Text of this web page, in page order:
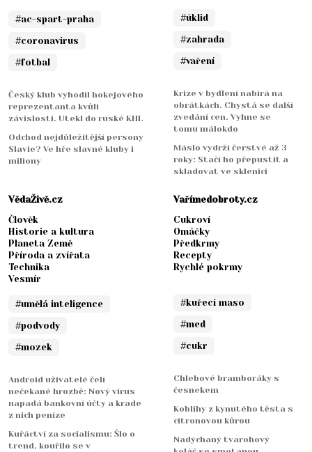
#ac-spart-praha
#coronavirus
#fotbal
Český klub vyhodil hokejového
reprezentanta kvůli
závislosti. Utekl do ruské KHL
Odchod nejdůležitější persony
Slavie? Ve hře slavné kluby i
miliony
#úklid
#zahrada
#vaření
Krize v bydlení nabírá na
obrátkách. Chystá se další
zvedání cen. Vyhne se
tomu málokdo
Máslo vydrží čerstvé až 3
roky: Stačí ho přepustit a
skladovat ve sklenici
VědaŽivě.cz
Člověk
Historie a kultura
Planeta Země
Příroda a zvířata
Technika
Vesmír
#umělá inteligence
#podvody
#mozek
Android uživatelé čelí
nečekané hrozbě: Nový virus
napadá bankovní účty a krade
z nich peníze
Kuřáctví za socialismu: Šlo o
trend, kouřilo se v
Vařímedobroty.cz
Cukroví
Omáčky
Předkrmy
Recepty
Rychlé pokrmy
#kuřecí maso
#med
#cukr
Chlebové bramboráky s
česnekem
Koblihy z kynutého těsta s
citronovou kůrou
Nadýchaný tvarohový